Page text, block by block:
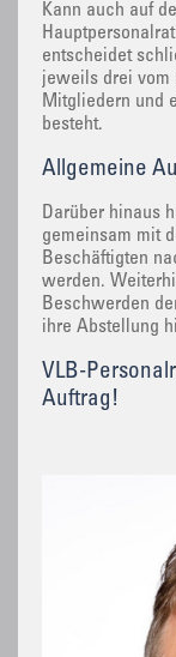
Kann auch auf
entscheidet
jeweils drei vom
Mitgliedern und
besteht.
Allgemeine
Darüber hinaus
gemeinsam mit
Beschäftigten
werden.
Beschwerden
ihre Abstellung
VLB-
Auftrag!